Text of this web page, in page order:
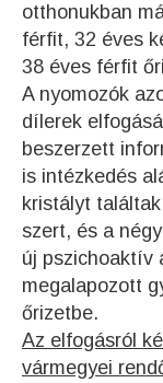
otthonukban
férfit, 32 éves
38 éves férfit
A nyomozók
dílerek
beszerzett
is intézkedés
kristályt
szert, és a
új pszichoaktív
megalapozott
őrizetbe.
Az elfogásról
vármegyei